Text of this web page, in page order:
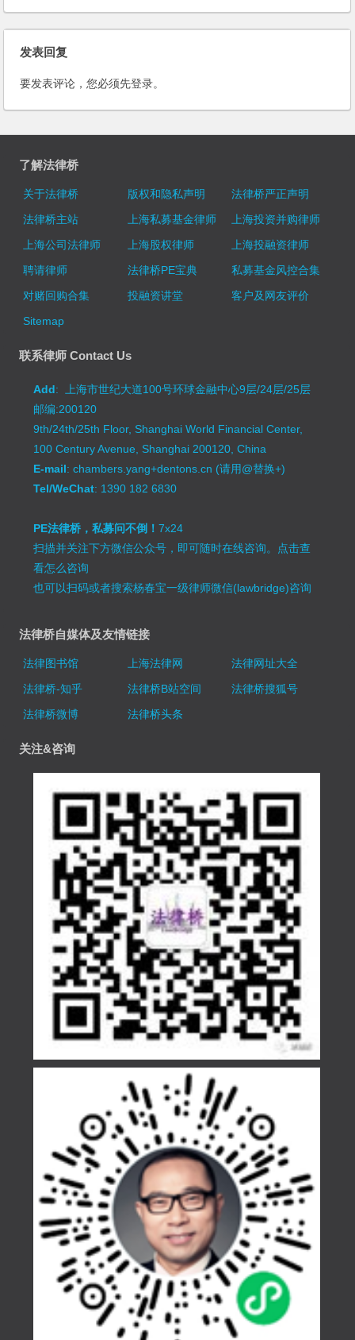
发表回复
要发表评论，您必须先登录。
了解法律桥
关于法律桥 版权和隐私声明
法律桥严正声明
法律桥主站
上海私募基金律师
上海投资并购律师
上海公司法律师
上海股权律师
上海投融资律师
聘请律师
法律桥PE宝典
私募基金风控合集
对赌回购合集
投融资讲堂
客户及网友评价
Sitemap
联系律师 Contact Us
Add: 上海市世纪大道100号环球金融中心9层/24层/25层
邮编:200120
9th/24th/25th Floor, Shanghai World Financial Center,
100 Century Avenue, Shanghai 200120, China
E-mail: chambers.yang+dentons.cn (请用@替换+)
Tel/WeChat: 1390 182 6830
PE法律桥，私募问不倒！7x24
扫描并关注下方微信公众号，即可随时在线咨询。 点击查
看怎么咨询
也可以扫码或者搜索杨春宝一级律师微信(lawbridge)咨询
法律桥自媒体及友情链接
法律图书馆 上海法律网
法律网址大全
法律桥-知乎
法律桥B站空间
法律桥搜狐号
法律桥微博
法律桥头条
关注&咨询